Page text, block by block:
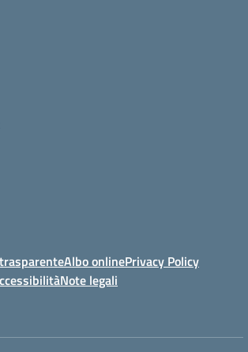
Albo onlinePrivacy Policy
Note legali